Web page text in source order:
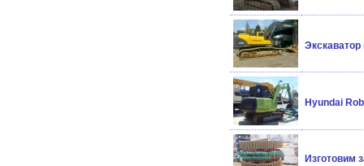
Экскаватор
Hyundai
Изготовим